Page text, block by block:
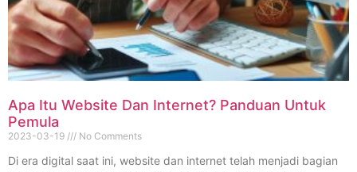
Apa Itu Website Dan Internet? Panduan Untuk
Pemula
2023-03-19 No Comments
Di era digital saat ini, website dan internet telah menjadi bagian